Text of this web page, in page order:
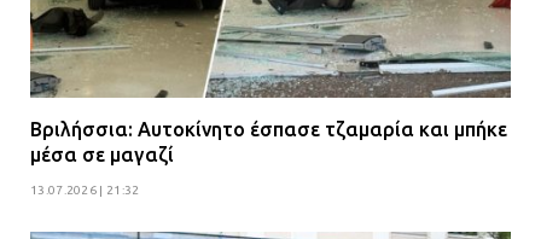
Βριλήσσια: Αυτοκίνητο έσπασε τζαμαρία και μπήκε
μέσα σε μαγαζί
13.07.2026 | 21:32